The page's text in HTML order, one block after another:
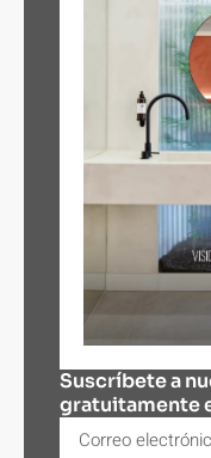
Suscríbete a
gratuitamente